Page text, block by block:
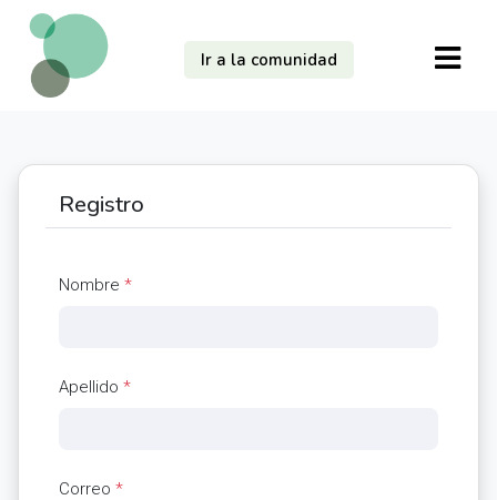
Ir a la comunidad
Registro
Nombre *
Apellido *
Correo *